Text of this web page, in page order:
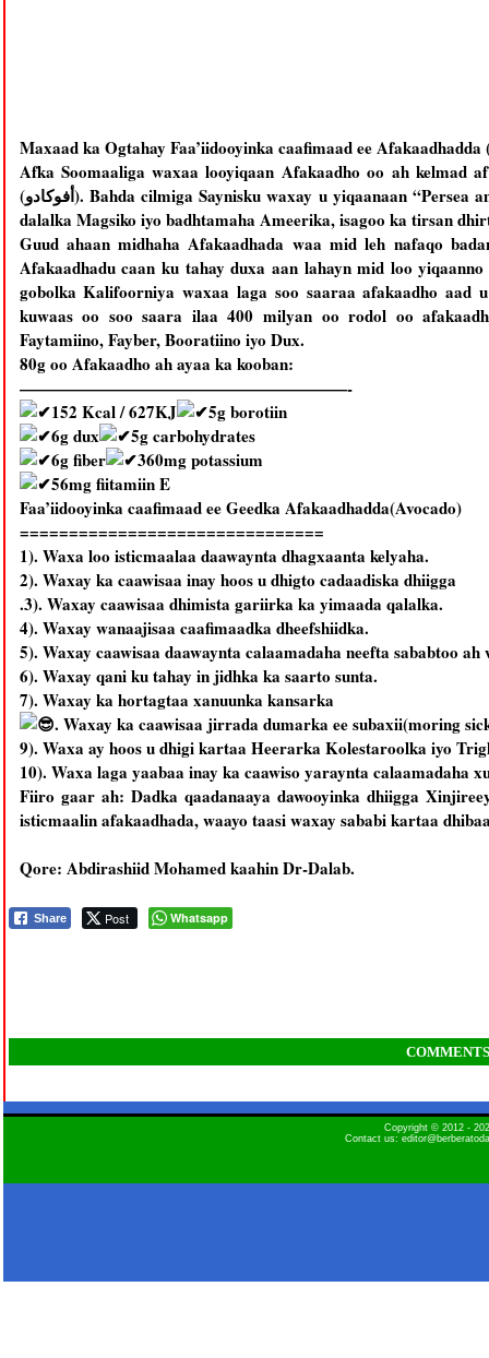
Maxaad ka Ogtahay Faa’iidooyinka caafimaad ee Afakaadhadda
Afka Soomaaliga waxaa looyiqaan Afakaadho oo ah kelmad
(أفوكادو). Bahda cilmiga Saynisku waxay u yiqaanaan “Persea americana” Asal ahaan geedkani wuxuu kasoo jeeddaa
dalalka Magsiko iyo badhtamaha Ameerika, isagoo ka tirsan
Guud ahaan midhaha Afakaadhada waa mid leh nafaqo
Afakaadhadu caan ku tahay duxa aan lahayn mid loo
gobolka Kalifoorniya waxaa laga soo saaraa afakaadho aad
kuwaas oo soo saara ilaa 400 milyan oo rodol oo
Faytamiino, Fayber, Booratiino iyo Dux.
80g oo Afakaadho ah ayaa ka kooban:
————————————————————-
152 Kcal / 627KJ
5g borotiin
6g dux
5g carbohydrates
6g fiber
360mg potassium
56mg fiitamiin E
Faa’iidooyinka caafimaad ee Geedka Afakaadhadda(Avocado)
===============================
1). Waxa loo isticmaalaa daawaynta dhagxaanta kelyaha.
2). Waxay ka caawisaa inay hoos u dhigto cadaadiska dhiigga
.3). Waxay caawisaa dhimista gariirka ka yimaada qalalka.
4). Waxay wanaajisaa caafimaadka dheefshiidka.
5). Waxay caawisaa daawaynta calaamadaha neefta sababtoo
6). Waxay qani ku tahay in jidhka ka saarto sunta.
7). Waxay ka hortagtaa xanuunka kansarka
. Waxay ka caawisaa jirrada dumarka ee subaxii(moring
9). Waxa ay hoos u dhigi kartaa Heerarka Kolestaroolka iyo
10). Waxa laga yaabaa inay ka caawiso yaraynta calaamadaha
Fiiro gaar ah: Dadka qaadanaaya dawooyinka dhiigga
isticmaalin afakaadhada, waayo taasi waxay sababi kartaa
Qore: Abdirashiid Mohamed kaahin Dr-Dalab.
Share Post Whatsapp
COMMENTS
Copyright © 2012 -
Contact us: